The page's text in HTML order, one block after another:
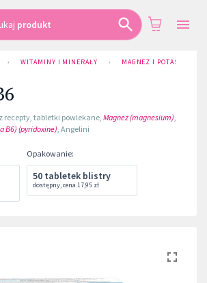
produkt
› WITAMINY I MINERAŁY › MAGNEZ I POTAS
recepty, tabletki powlekane, Magnez (magnesium),
B6) (pyridoxine), Angelini
Opakowanie:
50 tabletek blistry
dostępny,cena 17,95 zł